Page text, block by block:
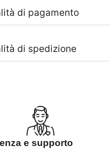
di pagamento
di spedizione
e supporto